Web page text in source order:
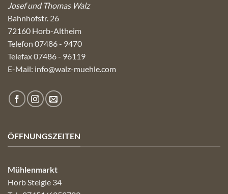
Josef und Thomas Walz
Bahnhofstr. 26
72160 Horb-Altheim
Telefon 07486 - 9470
Telefax 07486 - 96119
E-Mail: info@walz-muehle.com
ÖFFNUNGSZEITEN
Mühlenmarkt
Horb Steigle 34